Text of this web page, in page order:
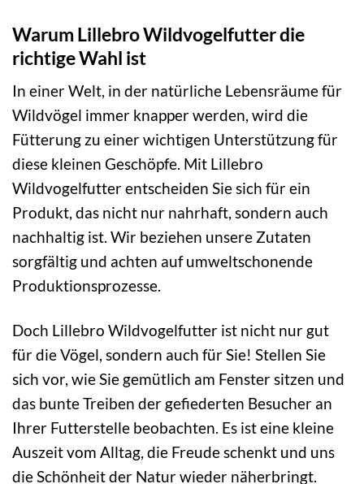
Warum Lillebro Wildvogelfutter die
richtige Wahl ist
In einer Welt, in der natürliche Lebensräume für
Wildvögel immer knapper werden, wird die
Fütterung zu einer wichtigen Unterstützung für
diese kleinen Geschöpfe. Mit Lillebro
Wildvogelfutter entscheiden Sie sich für ein
Produkt, das nicht nur nahrhaft, sondern auch
nachhaltig ist. Wir beziehen unsere Zutaten
sorgfältig und achten auf umweltschonende
Produktionsprozesse.
Doch Lillebro Wildvogelfutter ist nicht nur gut
für die Vögel, sondern auch für Sie! Stellen Sie
sich vor, wie Sie gemütlich am Fenster sitzen und
das bunte Treiben der gefiederten Besucher an
Ihrer Futterstelle beobachten. Es ist eine kleine
Auszeit vom Alltag, die Freude schenkt und uns
die Schönheit der Natur wieder näherbringt.